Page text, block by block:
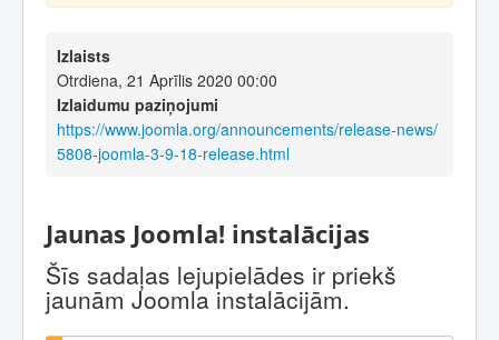
Izlaists
Otrdiena, 21 Aprīlis 2020 00:00
Izlaidumu paziņojumi
https://www.joomla.org/announcements/release-news/
5808-joomla-3-9-18-release.html
Jaunas Joomla! instalācijas
Šīs sadaļas lejupielādes ir priekš
jaunām Joomla instalācijām.